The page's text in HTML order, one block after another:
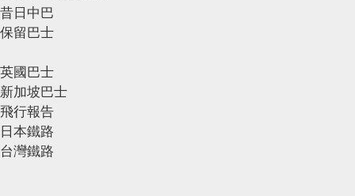
昔日中巴
保留巴士
英國巴士
新加坡巴士
飛行報告
日本鐵路
台灣鐵路